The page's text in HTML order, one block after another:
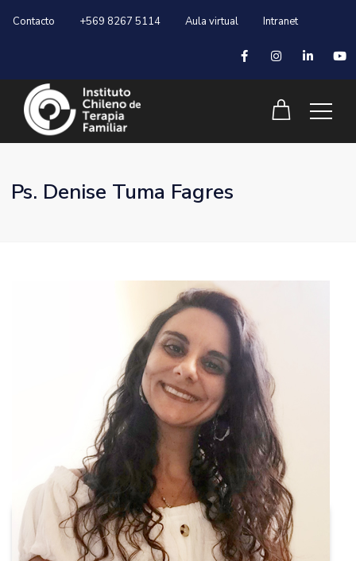
Contacto +569 8267 5114 Aula virtual Intranet
Ps. Denise Tuma Fagres